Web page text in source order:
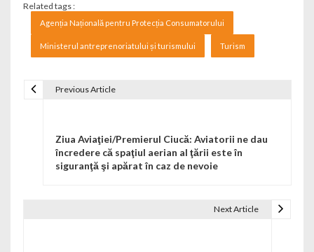
Related tags :
Agenția Națională pentru Protecția Consumatorului
Ministerul antreprenoriatului și turismului Turism
Previous Article
Ziua Aviaţiei/Premierul Ciucă: Aviatorii ne dau
încredere că spaţiul aerian al ţării este în
siguranţă şi apărat în caz de nevoie
Next Article